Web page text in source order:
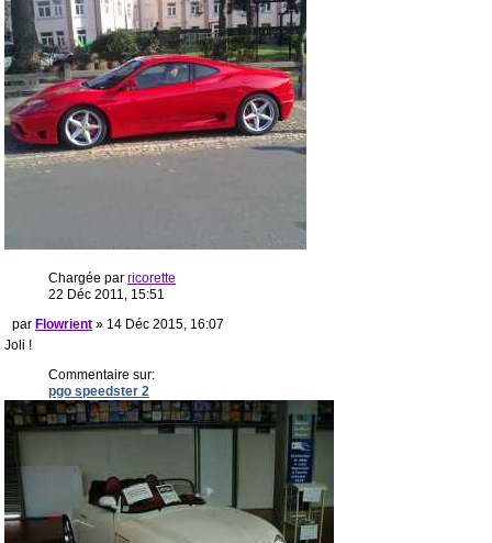
Chargée par ricorette
22 Déc 2011, 15:51
par Flowrient » 14 Déc 2015, 16:07
Joli !
Commentaire sur:
pgo speedster 2